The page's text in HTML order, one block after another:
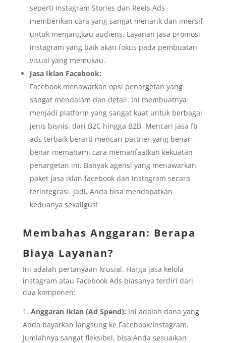
seperti Instagram Stories dan Reels Ads
memberikan cara yang sangat menarik dan imersif
untuk menjangkau audiens. Layanan jasa promosi
instagram yang baik akan fokus pada pembuatan
visual yang memukau.
Jasa Iklan Facebook:
Facebook menawarkan opsi penargetan yang
sangat mendalam dan detail. Ini membuatnya
menjadi platform yang sangat kuat untuk berbagai
jenis bisnis, dari B2C hingga B2B. Mencari jasa fb
ads terbaik berarti mencari partner yang benar-
benar memahami cara memanfaatkan kekuatan
penargetan ini. Banyak agensi yang menawarkan
paket jasa iklan facebook dan instagram secara
terintegrasi. Jadi, Anda bisa mendapatkan
keduanya sekaligus!
Membahas Anggaran: Berapa
Biaya Layanan?
Ini adalah pertanyaan krusial. Harga jasa kelola
instagram atau Facebook Ads biasanya terdiri dari
dua komponen:
Anggaran Iklan (Ad Spend): Ini adalah dana yang
Anda bayarkan langsung ke Facebook/Instagram.
Jumlahnya sangat fleksibel, bisa Anda sesuaikan